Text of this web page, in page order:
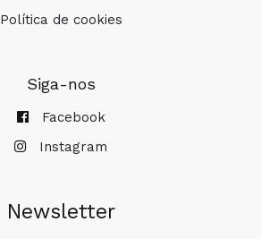
Política de cookies
Siga-nos
Facebook
Instagram
Newsletter